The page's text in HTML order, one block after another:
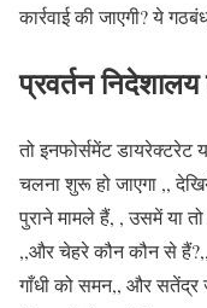
कार्रवाई की जाएगी? ये
प्रवर्तन
तो इनफोर्समेंट डायरेक्टरेट
चलना शुरू हो जाएगा ,,
पुराने मामले हैं, , उसमें या
,,और चेहरे कौन कौन से
गाँधी को समन,, और सतेंद्र